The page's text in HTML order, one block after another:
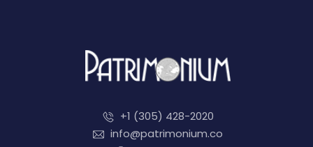
+1 (305) 428-2020
info@patrimonium.co